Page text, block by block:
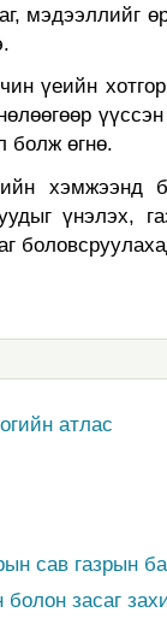
мэдээллийг
үеийн
болж өгнө.
хэмжээнд
үнэлэх,
атлас
сав газрын
засаг